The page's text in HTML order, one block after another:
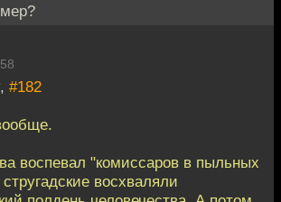
#182
воспевал "комиссаров в пыльных
восхваляли